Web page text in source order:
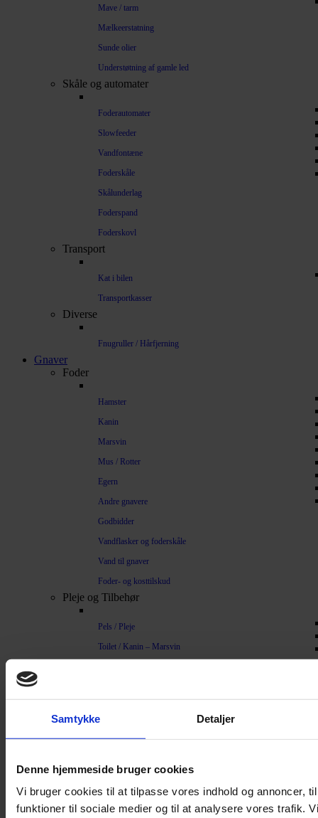
Samtykke Detaljer
Denne hjemmeside bruger cookies
Vi bruger cookies til at tilpasse vores indhold og annoncer,
funktioner til sociale medier og til at analysere vores trafik.
Mave / tarm
Mælkeerstatning
Sunde olier
Understøtning af gamle led
Skåle og automater
Foderautomater
Slowfeeder
Vandfontæne
Foderskåle
Skålunderlag
Foderspand
Foderskovl
Transport
Kat i bilen
Transportkasser
Diverse
Fnugruller / Hårfjerning
Gnaver
Foder
Hamster
Kanin
Marsvin
Mus / Rotter
Egern
Andre gnavere
Godbidder
Vandflasker og foderskåle
Vand til gnaver
Foder- og kosttilskud
Pleje og Tilbehør
Pels / Pleje
Toilet / Kanin – Marsvin
Bure
Hamsterbur
Kaninbur
Rottebur